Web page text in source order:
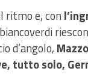
ritmo e, con
biancoverdi
d’angolo,
tutto solo,